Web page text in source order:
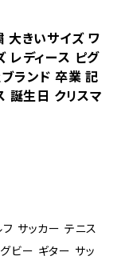
大きいサイズ ワ
レディース ピグ
ランド 卒業 記
誕生日 クリスマ
サッカー テニス
ビー ギター サッ